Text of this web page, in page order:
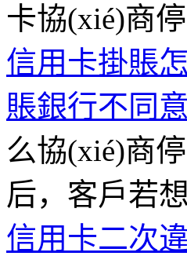
卡協(xié)商
信用卡掛賬
賬銀行不同
么協(xié)商
后，客戶若
信用卡二次